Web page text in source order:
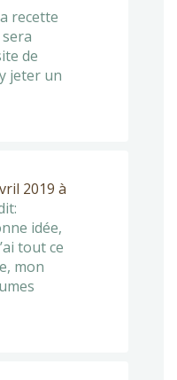
recette
de
jeter un
2019 à
idée,
tout ce
mon